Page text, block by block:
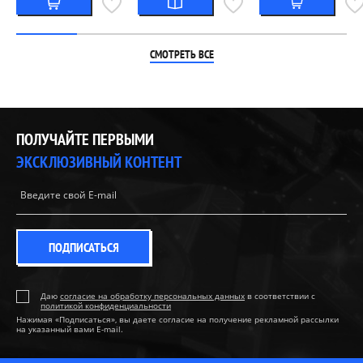
СМОТРЕТЬ ВСЕ
ПОЛУЧАЙТЕ ПЕРВЫМИ
ЭКСКЛЮЗИВНЫЙ КОНТЕНТ
ПОДПИСАТЬСЯ
Даю согласие на обработку персональных данных в соответствии с
политикой конфиденциальности
Нажимая «Подписаться», вы даете согласие на получение рекламной рассылки
на указанный вами E-mail.